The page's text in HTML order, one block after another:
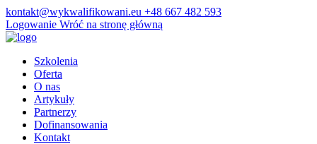
kontakt@wykwalifikowani.eu +48 667 482 593
Logowanie Wróć na stronę główną
Szkolenia
Oferta
O nas
Artykuły
Partnerzy
Dofinansowania
Kontakt